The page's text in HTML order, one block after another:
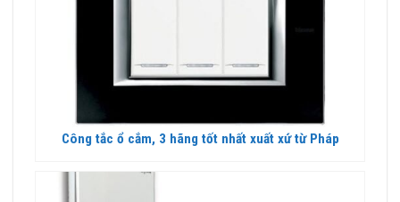
Công tắc ổ cắm, 3 hãng tốt nhất xuất xứ từ Pháp